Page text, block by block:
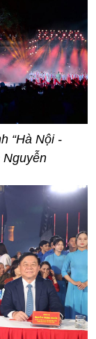
“Hà Nội -
Nguyễn